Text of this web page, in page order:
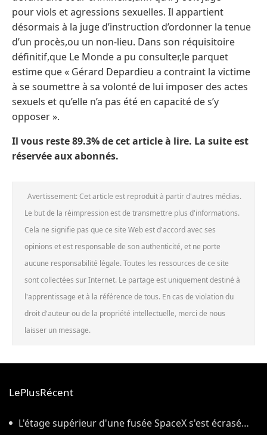
pour viols et agressions sexuelles. Il appartient
désormais à la juge d’instruction d’ordonner la tenue
d’un procès,ou un non-lieu. Dans son réquisitoire
définitif,que Le Monde a pu consulter,le parquet
estime que « Gérard Depardieu a contraint la victime
à se soumettre à sa volonté de lui imposer des actes
sexuels et qu’elle n’a pas été en capacité de s’y
opposer ».
Il vous reste 89.3% de cet article à lire. La suite est
réservée aux abonnés.
Avertissement: Cet article est reproduit à partir d'autres médias.
Le but de la réimpression est de transmettre plus d'informations.
Cela ne signifie pas que ce site Web est d'accord avec ses
opinions et est responsable de son authenticité, et ne porte
aucune responsabilité légale. Toutes les ressources de ce site
sont collectées sur Internet. Le partage est uniquement destiné à
l'apprentissage et à la référence de tous. En cas de violation du
droit d'auteur ou de la propriété intellectuelle, merci de nous
laisser un message.
LePlusRécent
L'étage supérieur d'une fusée SpaceX s'est écrasé